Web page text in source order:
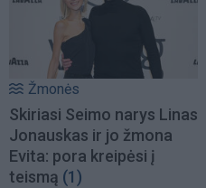
Žmonės
Skiriasi Seimo narys Linas
Jonauskas ir jo žmona
Evita: pora kreipėsi į
teismą (1)